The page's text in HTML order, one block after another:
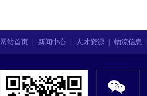
网站首页 新闻中心 人才资源 物流信息